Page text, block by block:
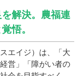
解決。農福連
悟。
エイジ）は、「大
営」「障がい者の